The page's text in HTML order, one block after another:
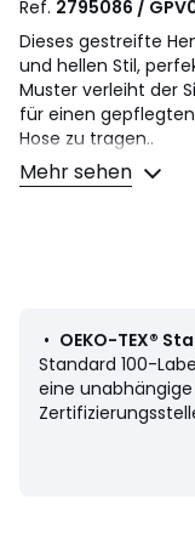
Ref. 2795086 /
Dieses gestreifte
und hellen Stil,
Muster verleiht der
für einen
Hose zu tragen..
Produktdetails
• Lange Ärmel
Material und Pflege
• 100% Viskose
•
• Bügeln bei
Mehr sehen
• OEKO-TEX®
Standard 100-
eine